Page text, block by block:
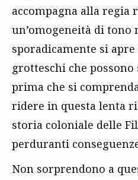
accompagna alla regia
un’omogeneità di tono
sporadicamente si
grotteschi che
prima che si
ridere in questa lenta
storia coloniale delle
perduranti
Non sorprendono a